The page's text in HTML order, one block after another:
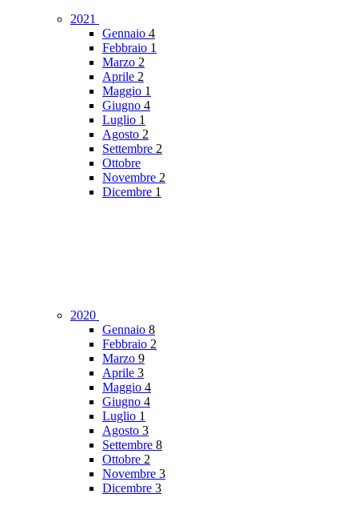
2021
Gennaio 4
Febbraio 1
Marzo 2
Aprile 2
Maggio 1
Giugno 4
Luglio 1
Agosto 2
Settembre 2
Ottobre
Novembre 2
Dicembre 1
2020
Gennaio 8
Febbraio 2
Marzo 9
Aprile 3
Maggio 4
Giugno 4
Luglio 1
Agosto 3
Settembre 8
Ottobre 2
Novembre 3
Dicembre 3